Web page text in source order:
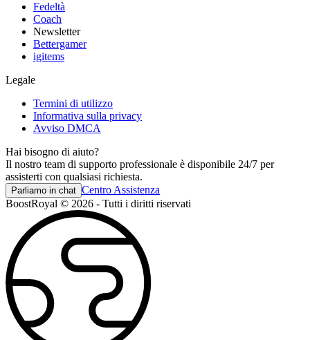
Fedeltà
Coach
Newsletter
Bettergamer
igitems
Legale
Termini di utilizzo
Informativa sulla privacy
Avviso DMCA
Hai bisogno di aiuto?
Il nostro team di supporto professionale è disponibile 24/7 per
assisterti con qualsiasi richiesta.
Parliamo in chat Centro Assistenza
BoostRoyal © 2026 - Tutti i diritti riservati